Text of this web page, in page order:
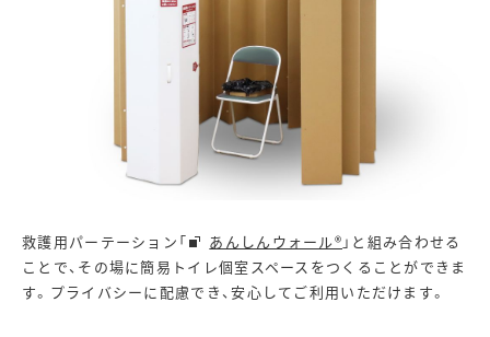
救護用パーテーション「 あんしんウォール® 」と組み合わせる
ことで、その場に簡易トイレ個室スペースをつくることができま
す。プライバシーに配慮でき、安心してご利用いただけます。